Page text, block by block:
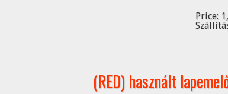
Price:
(RED) használt